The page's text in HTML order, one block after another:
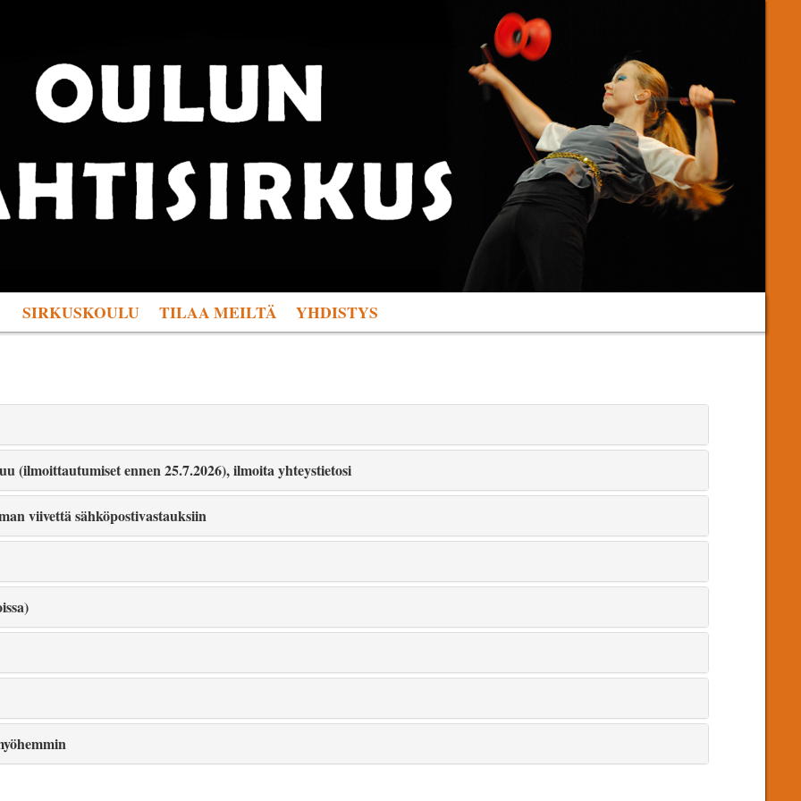
SIRKUSKOULU TILAA MEILTÄ YHDISTYS
(ilmoittautumiset ennen 25.7.2026), ilmoita yhteystietosi
viivettä sähköpostivastauksiin